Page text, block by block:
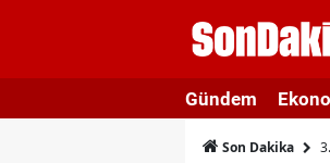
Gündem
Son Dakika